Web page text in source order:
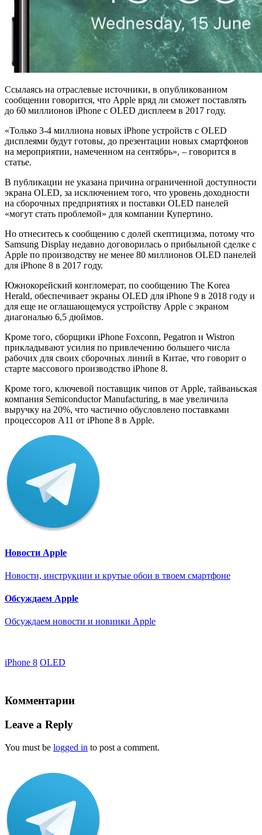
Ссылаясь на отраслевые источники, в опубликованном
сообщении говорится, что Apple вряд ли сможет поставлять
до 60 миллионов iPhone с OLED дисплеем в 2017 году.
«Только 3-4 миллиона новых iPhone устройств с OLED
дисплеями будут готовы, до презентации новых смартфонов
на мероприятии, намеченном на сентябрь», – говорится в
статье.
В публикации не указана причина ограниченной доступности
экрана OLED, за исключением того, что уровень доходности
на сборочных предприятиях и поставки OLED панелей
«могут стать проблемой» для компании Купертино.
Но отнеситесь к сообщению с долей скептицизма, потому что
Samsung Display недавно договорилась о прибыльной сделке с
Apple по производству не менее 80 миллионов OLED панелей
для iPhone 8 в 2017 году.
Южнокорейский конгломерат, по сообщению The Korea
Herald, обеспечивает экраны OLED для iPhone 9 в 2018 году и
для еще не оглашающемуся устройству Apple с экраном
диагональю 6,5 дюймов.
Кроме того, сборщики iPhone Foxconn, Pegatron и Wistron
прикладывают усилия по привлечению большего числа
рабочих для своих сборочных линий в Китае, что говорит о
старте массового производство iPhone 8.
Кроме того, ключевой поставщик чипов от Apple, тайваньская
компания Semiconductor Manufacturing, в мае увеличила
выручку на 20%, что частично обусловлено поставками
процессоров A11 от iPhone 8 в Apple.
Новости Apple
Новости, инструкции и крутые обои в твоем смартфоне
Обсуждаем Apple
Обсуждаем новости и новинки Apple
iPhone 8 OLED
Комментарии
Leave a Reply
You must be logged in to post a comment.